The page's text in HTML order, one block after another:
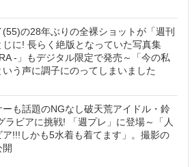
の28年ぶりの全裸ショットが「週刊
じに! 長らく絶版となっていた写真集
-」もデジタル限定で発売～「今の私
いう声に調子にのってしまいました
ーも話題のNGなし破天荒アイドル・鈴
ラビアに挑戦! 「週プレ」に登場～「人
!!!しかも5水着も着てます」。撮影の